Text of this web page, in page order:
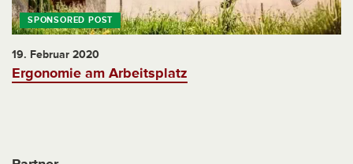
19. Februar 2020
Ergonomie am Arbeitsplatz